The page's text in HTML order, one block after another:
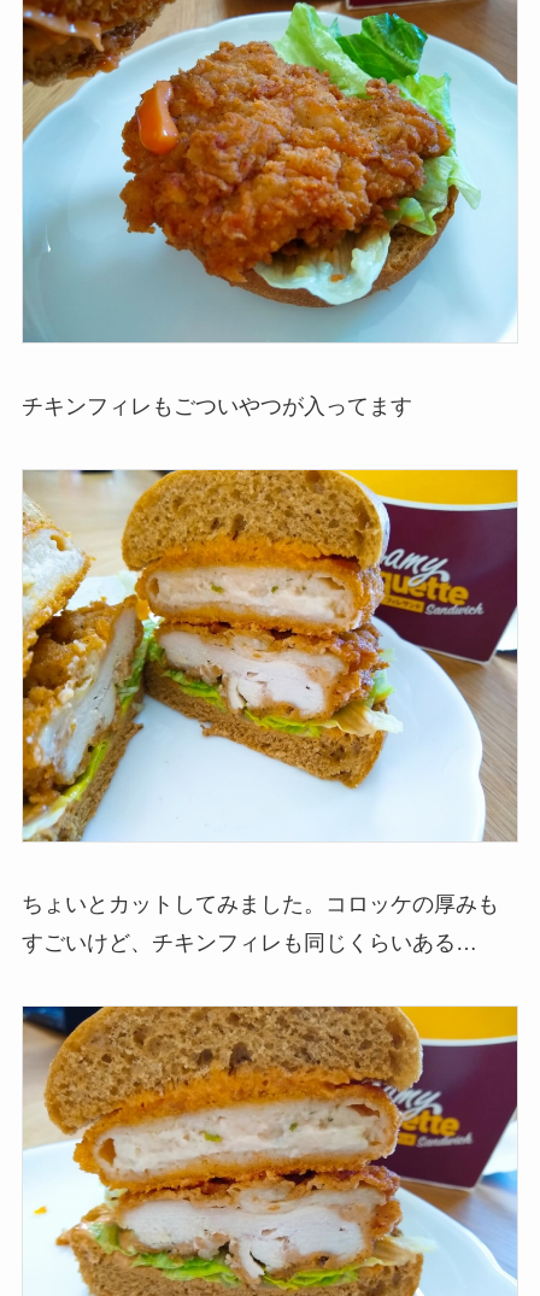
チキンフィレもごついやつが入ってます
ちょいとカットしてみました。コロッケの厚みも
すごいけど、チキンフィレも同じくらいある…